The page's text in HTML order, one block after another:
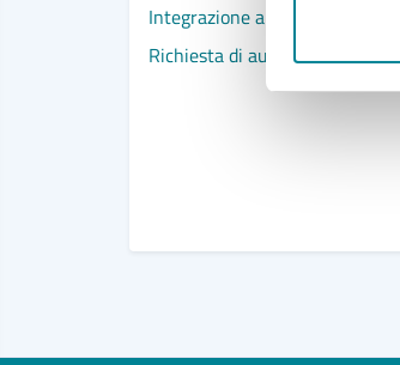
Integrazione alla richiesta di
Richiesta di autorizzazione